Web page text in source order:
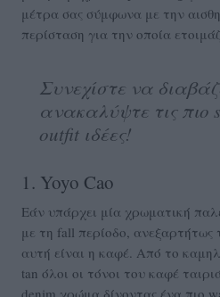
μέτρα σας σύμφωνα με την
περίσταση για την οποία
Συνεχίστε να
ανακαλύψτε τις πιο
outfit ιδέες!
1. Yoyo Cao
Εάν υπάρχει μία χρωματική
με τη fall περίοδο,
αυτή είναι η καφέ. Από το
tan όλοι οι τόνοι του καφέ